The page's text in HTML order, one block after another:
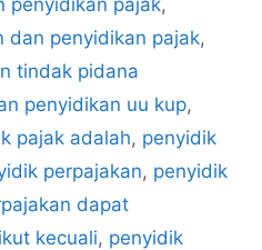
penyidikan pajak,
dan penyidikan pajak,
tindak pidana
penyidikan uu kup,
pajak adalah, penyidik
perpajakan, penyidik
dapat
kecuali, penyidik